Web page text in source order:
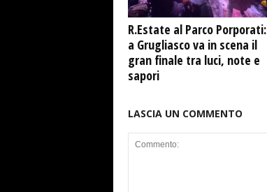
R.Estate al Parco Porporati:
a Grugliasco va in scena il
gran finale tra luci, note e
sapori
LASCIA UN COMMENTO